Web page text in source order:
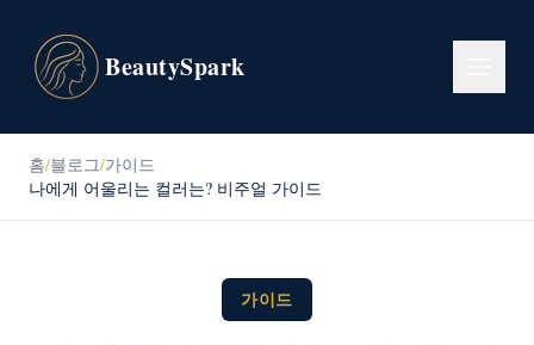
BeautySpark
홈/블로그/가이드
나에게 어울리는 컬러는? 비주얼 가이드
가이드